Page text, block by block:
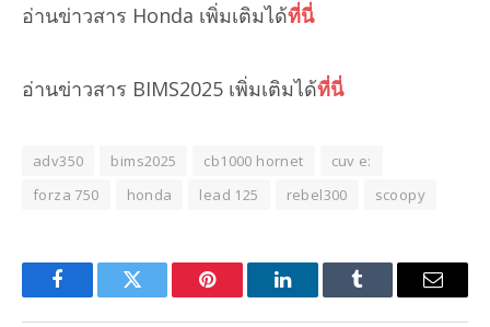
อ่านข่าวสาร Honda เพิ่มเติมได้ที่นี่
อ่านข่าวสาร BIMS2025 เพิ่มเติมได้ที่นี่
adv350 bims2025 cb1000 hornet
cuv e:
forza 750
honda lead 125 rebel300 scoopy
FacebookTwitter Pinterest LinkedInTumblr Email